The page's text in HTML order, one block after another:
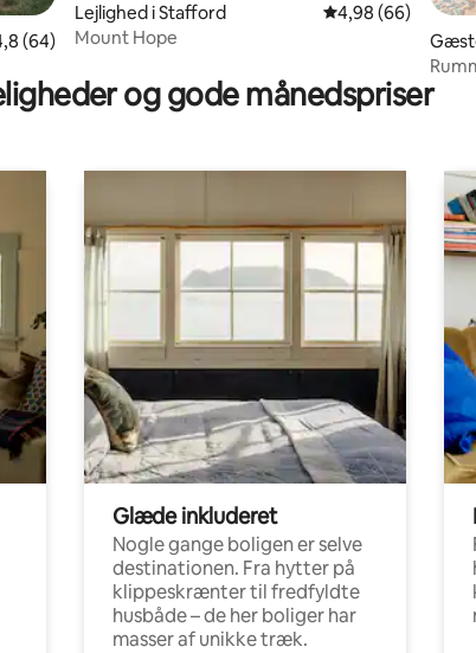
ud af 5 i gennemsnitlig bedømmelse, 64 omtaler
(64)
Lejlighed i Stafford 4,98 ud af 5 i
4,98 (66)
Mount Hope
og gode månedspriser
Glæde inkluderet
Nogle gange boligen er selve
destinationen. Fra hytter på
klippeskrænter til fredfyldte
husbåde – de her boliger har
masser af unikke træk.